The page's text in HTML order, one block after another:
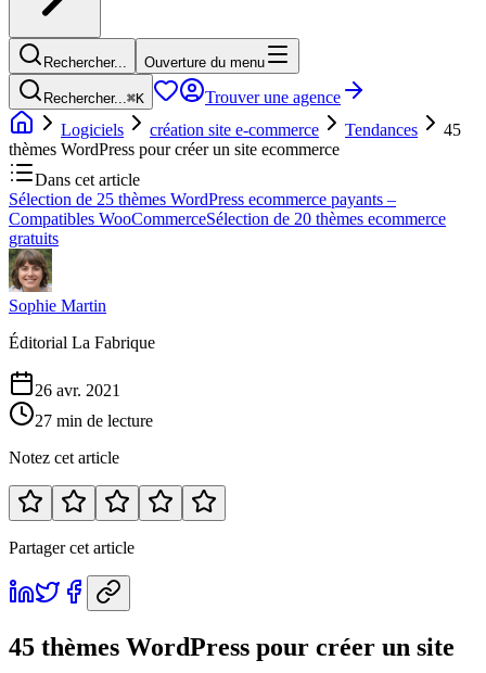
Rechercher... Ouverture du menu
Rechercher...⌘K
Trouver une agence
Logiciels
création site e-commerce Tendances
45
thèmes WordPress pour créer un site ecommerce
Dans cet article
Sélection de 25 thèmes WordPress ecommerce payants –
Compatibles WooCommerceSélection de 20 thèmes ecommerce
gratuits
Sophie Martin
Éditorial La Fabrique
26 avr. 2021
27 min de lecture
Notez cet article
Partager cet article
45 thèmes WordPress pour créer un site